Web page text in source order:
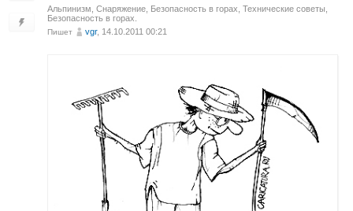
Альпинизм Снаряжение Безопасность в горах Технические советы
Безопасность в горах.
Пишет vgr, 14.10.2011 00:21